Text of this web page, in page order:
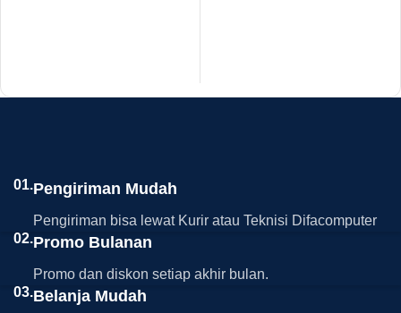
01.Pengiriman Mudah
Pengiriman bisa lewat Kurir atau Teknisi Difacomputer
02.Promo Bulanan
Promo dan diskon setiap akhir bulan.
03.Belanja Mudah